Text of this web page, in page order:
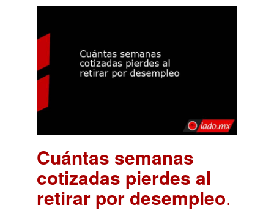
Cuántas semanas
cotizadas pierdes al
retirar por desempleo.